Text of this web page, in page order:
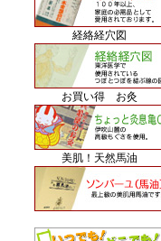
経絡経穴図
お買い得 お灸
美肌！天然馬油